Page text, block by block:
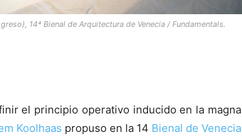
14ª Bienal de Arquitectura de Venecia / Fundamentals.
el principio operativo inducido en la magna
Koolhaas propuso en la 14 Bienal de Venecia